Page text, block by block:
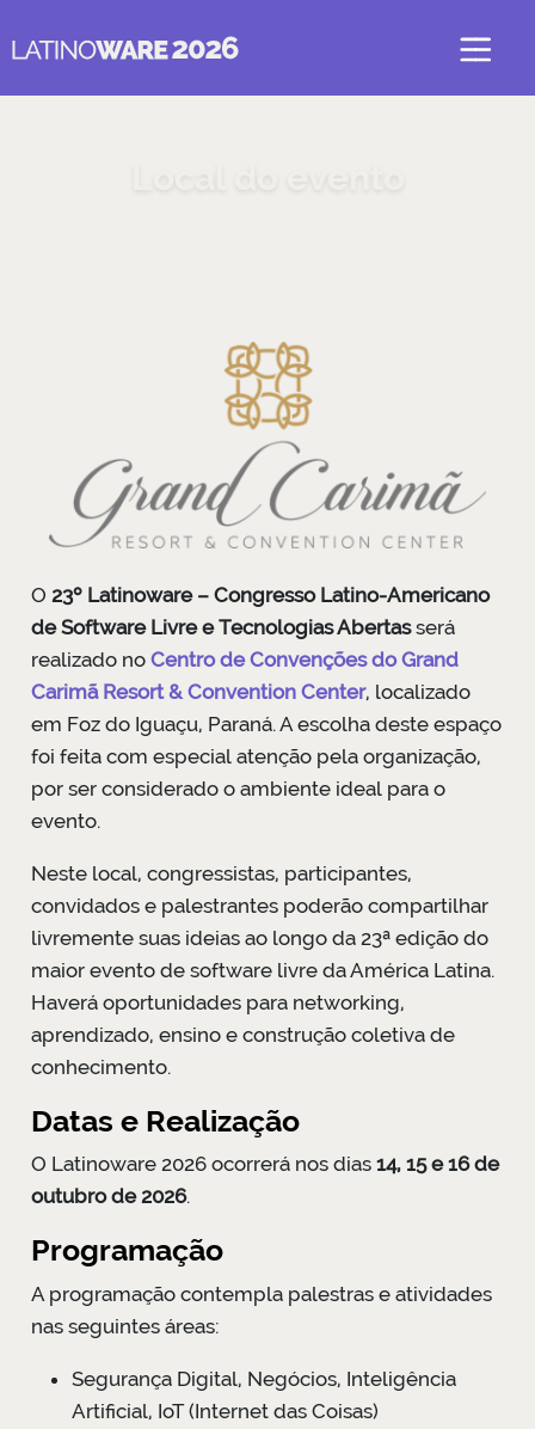
O 23º Latinoware – Congresso Latino-Americano
de Software Livre e Tecnologias Abertasserá
realizado no Centro de Convenções do Grand
Carimã Resort & Convention Center, localizado
em Foz do Iguaçu, Paraná. A escolha deste espaço
foi feita com especial atenção pela organização,
por ser considerado o ambiente ideal para o
evento.
Neste local, congressistas, participantes,
convidados e palestrantes poderão compartilhar
livremente suas ideias ao longo da 23ª edição do
maior evento de software livre da América Latina.
Haverá oportunidades para networking,
aprendizado, ensino e construção coletiva de
conhecimento.
Datas e Realização
O Latinoware 2026 ocorrerá nos dias 14, 15 e 16 de
outubro de 2026.
Programação
A programação contempla palestras e atividades
nas seguintes áreas:
Segurança Digital, Negócios, Inteligência
Artificial, IoT (Internet das Coisas)